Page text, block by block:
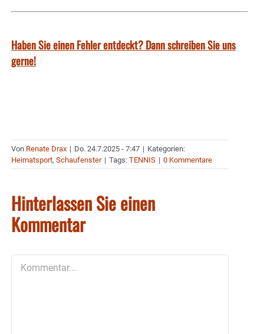
Haben Sie einen Fehler entdeckt? Dann schreiben Sie uns
gerne!
Von Renate Drax | Do. 24.7.2025 - 7:47 | Kategorien:
Heimatsport, Schaufenster | Tags: TENNIS | 0 Kommentare
Hinterlassen Sie einen
Kommentar